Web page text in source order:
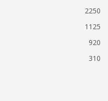
2250
1125
920
310